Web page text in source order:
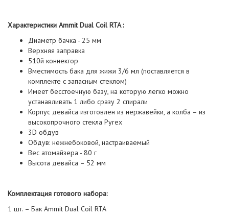
Характеристики Ammit Dual Coil RTA :
Диаметр бачка - 25 мм
Верхняя заправка
510й коннектор
Вместимость бака для жижи 3/6 мл (поставляется в
комплекте с запасным стеклом)
Имеет бесстоечную базу, на которую легко можно
устанавливать 1 либо сразу 2 спирали
Корпус девайса изготовлен из нержавейки, а колба – из
высокопрочного стекла Pyrex
3D обдув
Обдув: нежнебоковой, настраиваемый
Вес атомайзера - 80 г
Высота девайса – 52 мм
Комплектация готового набора:
1 шт. – Бак Ammit Dual Coil RTA